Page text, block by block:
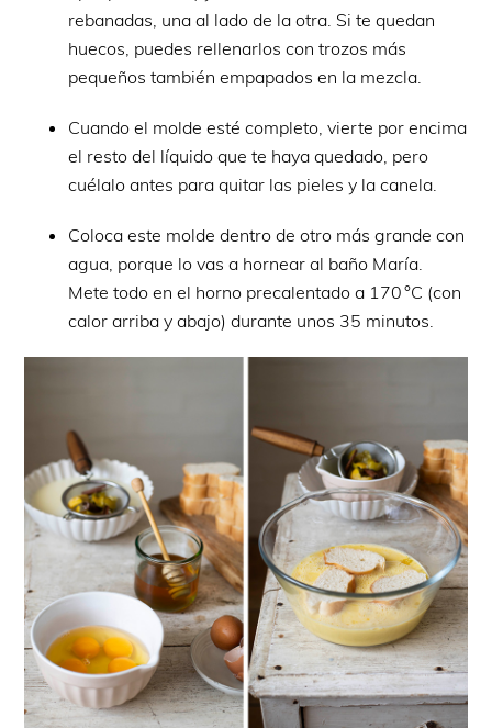
rebanadas, una al lado de la otra. Si te quedan
huecos, puedes rellenarlos con trozos más
pequeños también empapados en la mezcla.
Cuando el molde esté completo, vierte por encima
el resto del líquido que te haya quedado, pero
cuélalo antes para quitar las pieles y la canela.
Coloca este molde dentro de otro más grande con
agua, porque lo vas a hornear al baño María.
Mete todo en el horno precalentado a 170 °C (con
calor arriba y abajo) durante unos 35 minutos.